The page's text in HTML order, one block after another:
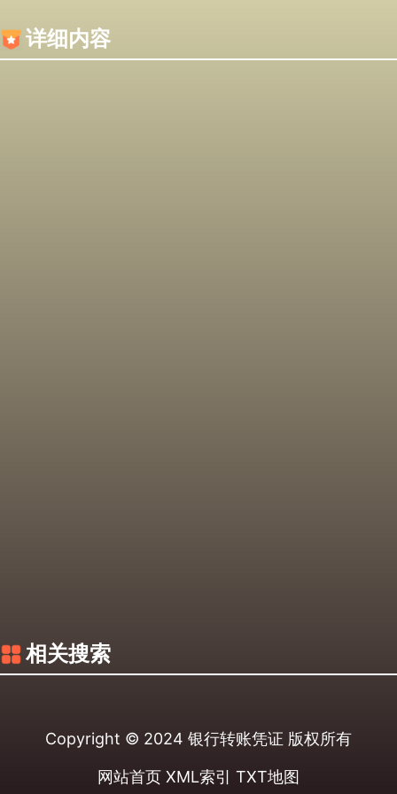
详细内容
相关搜索
Copyright © 2024 银行转账凭证 版权所有
网站首页 XML索引 TXT地图